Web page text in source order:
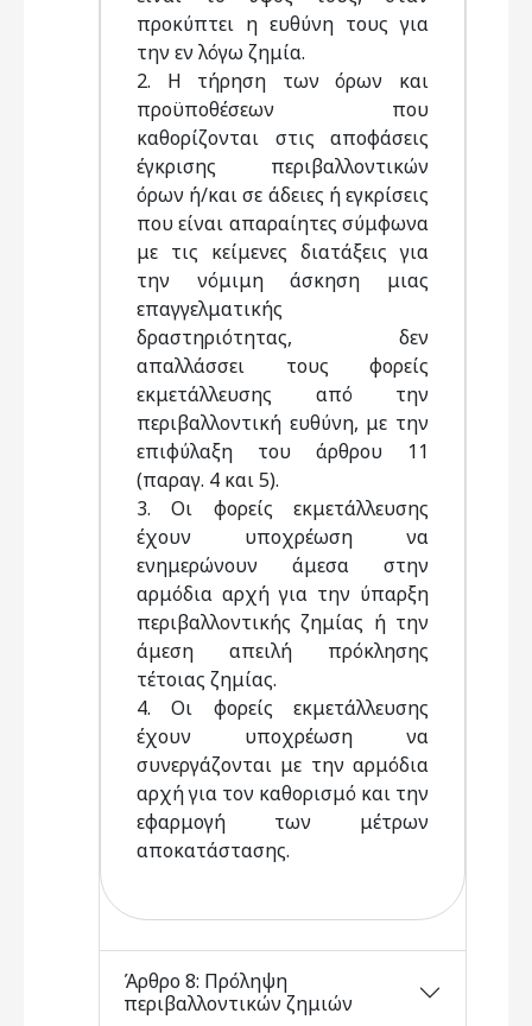
προκύπτει η ευθύνη τους για
την εν λόγω ζημία.
2. Η τήρηση των όρων και
προϋποθέσεων που
καθορίζονται στις αποφάσεις
έγκρισης περιβαλλοντικών
όρων ή/και σε άδειες ή εγκρίσεις
που είναι απαραίητες σύμφωνα
με τις κείμενες διατάξεις για
την νόμιμη άσκηση μιας
επαγγελματικής
δραστηριότητας, δεν
απαλλάσσει τους φορείς
εκμετάλλευσης από την
περιβαλλοντική ευθύνη, με την
επιφύλαξη του άρθρου 11
(παραγ. 4 και 5).
3. Οι φορείς εκμετάλλευσης
έχουν υποχρέωση να
ενημερώνουν άμεσα στην
αρμόδια αρχή για την ύπαρξη
περιβαλλοντικής ζημίας ή την
άμεση απειλή πρόκλησης
τέτοιας ζημίας.
4. Οι φορείς εκμετάλλευσης
έχουν υποχρέωση να
συνεργάζονται με την αρμόδια
αρχή για τον καθορισμό και την
εφαρμογή των μέτρων
αποκατάστασης.
Άρθρο 8: Πρόληψη
περιβαλλοντικών ζημιών